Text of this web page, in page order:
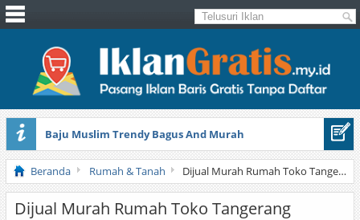
Baju Muslim Trendy Bagus And Murah
Banyu Tani – Menyediakan Keperluan Pertanian
Beranda
Rumah & Tanah Dijual Murah Rumah Toko Tangerang
Dijual Murah Rumah Toko Tangerang